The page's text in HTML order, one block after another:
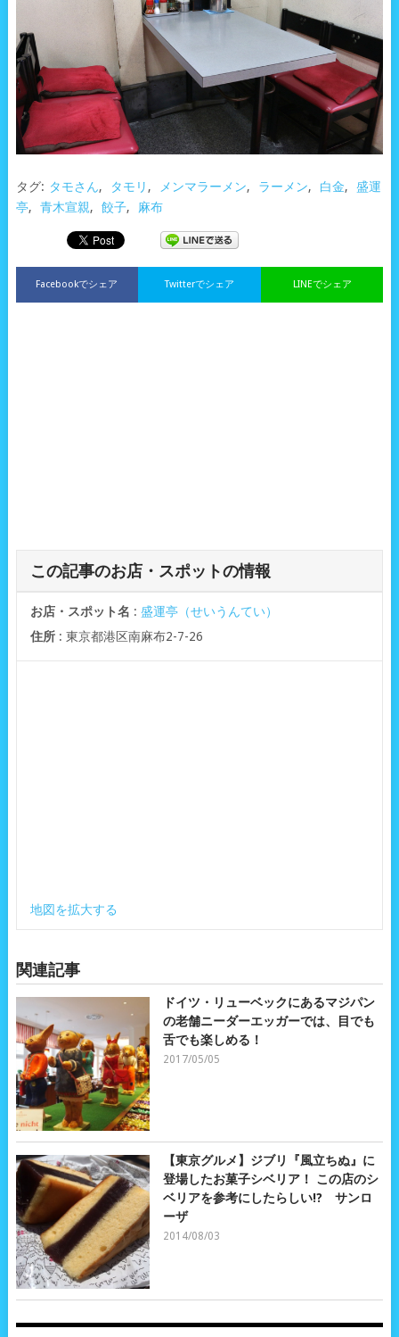
タグ: タモさん, タモリ , メンマラーメン, ラーメン, 白金,
盛運
亭, 青木宣親, 餃子, 麻布
Facebookでシェア LINEでシェア
Twitterでシェア
この記事のお店・スポットの情報
お店・スポット名 : 盛運亭（せいうんてい）
住所: 東京都港区南麻布2-7-26
地図を拡大する
関連記事
ドイツ・リューベックにあるマジパン
の老舗ニーダーエッガーでは、目でも
舌でも楽しめる！
2017/05/05
【東京グルメ】ジブリ『風立ちぬ』に
登場したお菓子シベリア！ この店のシ
ベリアを参考にしたらしい!? サンロ
ーザ
2014/08/03